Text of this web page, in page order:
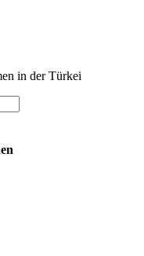
in der Türkei